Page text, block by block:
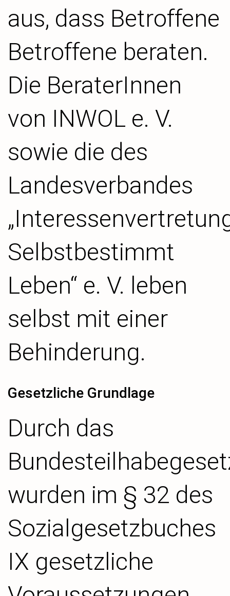
aus, dass Betroffene
Betroffene beraten.
Die BeraterInnen
von INWOL e. V.
sowie die des
Landesverbandes
Selbstbestimmt
Leben“ e. V. leben
selbst mit einer
Behinderung.
Gesetzliche Grundlage
Durch das
wurden im § 32 des
Sozialgesetzbuches
IX gesetzliche